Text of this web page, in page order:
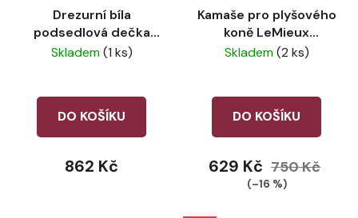
Drezurní bíla
podsedlová dečka
pro plyšového koně
Skladem(1 ks)
DO KOŠÍKU
862 Kč
Kamaše pro plyšového
koně LeMieux
Blossom
Skladem(2 ks)
DO KOŠÍKU
629 Kč 750 Kč
(–16 %)